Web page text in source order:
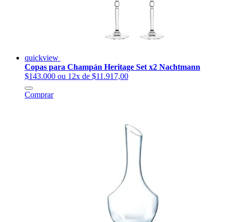
quickview
Copas para Champán Heritage Set x2 Nachtmann
$143.000 ou 12x de $11.917,00
Comprar